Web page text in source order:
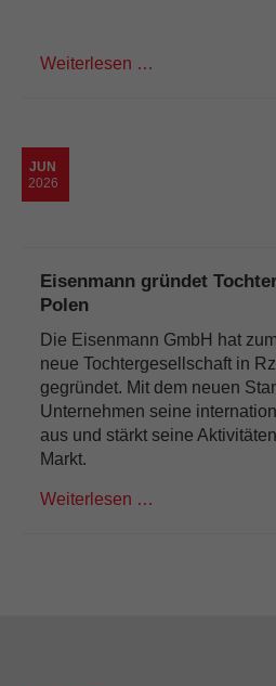
Weiterlesen …
JUN
2026
Eisenmann gründet
Polen
Die Eisenmann GmbH hat
neue Tochtergesellschaft in
gegründet. Mit dem neuen
Unternehmen seine
aus und stärkt seine
Markt.
Weiterlesen …